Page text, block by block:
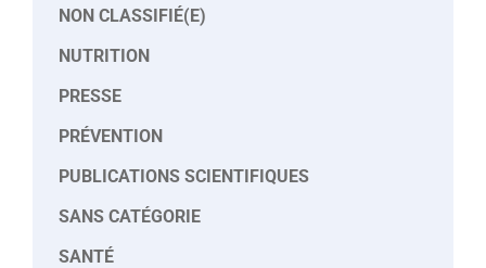
NON CLASSIFIÉ(E)
NUTRITION
PRESSE
PRÉVENTION
PUBLICATIONS SCIENTIFIQUES
SANS CATÉGORIE
SANTÉ